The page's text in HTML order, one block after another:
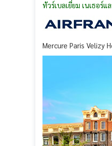
ทัวร์เบลเยี่ยม เนเธอร์
Mercure Paris Velizy